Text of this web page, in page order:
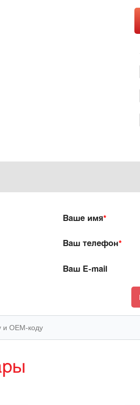
Ваше имя*
Ваш телефон*
Ваш E-mail